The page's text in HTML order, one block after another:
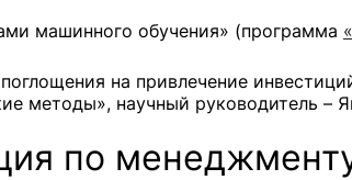
машинного обучения» (программа
на привлечение
методы», научный руководитель –
по